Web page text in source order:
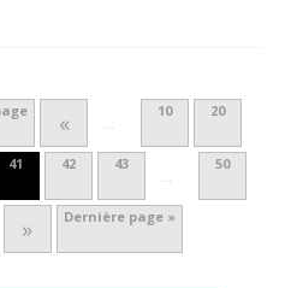
« …
10 20
41 42 43
…
50
» Dernière page »